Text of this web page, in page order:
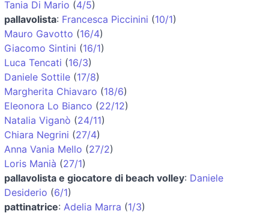
Tania Di Mario (4/5)
pallavolista: Francesca Piccinini (10/1)
Mauro Gavotto (16/4)
Giacomo Sintini (16/1)
Luca Tencati (16/3)
Daniele Sottile (17/8)
Margherita Chiavaro (18/6)
Eleonora Lo Bianco (22/12)
Natalia Viganò (24/11)
Chiara Negrini (27/4)
Anna Vania Mello (27/2)
Loris Manià (27/1)
pallavolista e giocatore di beach volley: Daniele
Desiderio (6/1)
pattinatrice: Adelia Marra (1/3)